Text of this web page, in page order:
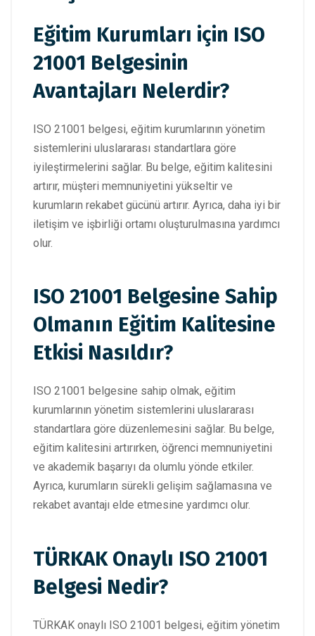
Eğitim Kurumları için ISO
21001 Belgesinin
Avantajları Nelerdir?
ISO 21001 belgesi, eğitim kurumlarının yönetim
sistemlerini uluslararası standartlara göre
iyileştirmelerini sağlar. Bu belge, eğitim kalitesini
artırır, müşteri memnuniyetini yükseltir ve
kurumların rekabet gücünü artırır. Ayrıca, daha iyi bir
iletişim ve işbirliği ortamı oluşturulmasına yardımcı
olur.
ISO 21001 Belgesine Sahip
Olmanın Eğitim Kalitesine
Etkisi Nasıldır?
ISO 21001 belgesine sahip olmak, eğitim
kurumlarının yönetim sistemlerini uluslararası
standartlara göre düzenlemesini sağlar. Bu belge,
eğitim kalitesini artırırken, öğrenci memnuniyetini
ve akademik başarıyı da olumlu yönde etkiler.
Ayrıca, kurumların sürekli gelişim sağlamasına ve
rekabet avantajı elde etmesine yardımcı olur.
TÜRKAK Onaylı ISO 21001
Belgesi Nedir?
TÜRKAK onaylı ISO 21001 belgesi, eğitim yönetim